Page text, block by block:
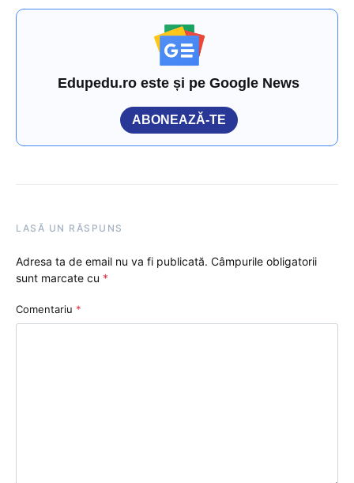
Edupedu.ro este și pe Google News
ABONEAZĂ-TE
LASĂ UN RĂSPUNS
Adresa ta de email nu va fi publicată. Câmpurile obligatorii
sunt marcate cu *
Comentariu *